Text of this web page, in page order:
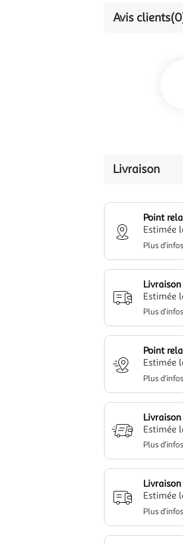
Avis clients
Livraison
Point
Estimée
Plus d'infos
Estimée
Plus d'infos
Point
Estimée
Plus d'infos
Estimée
Plus d'infos
Livraison
Estimée
Plus d'infos